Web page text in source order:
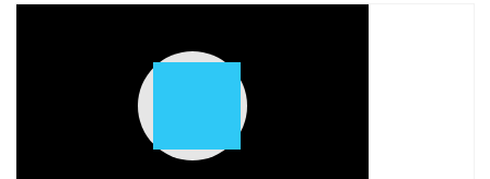
Play